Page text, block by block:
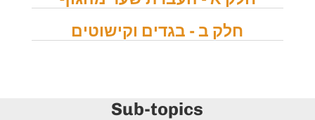
חלק ב - בגדים וקישוטים
Sub-topics